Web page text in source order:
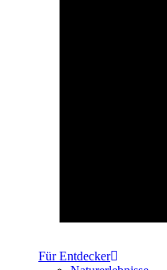
Für Entdecker